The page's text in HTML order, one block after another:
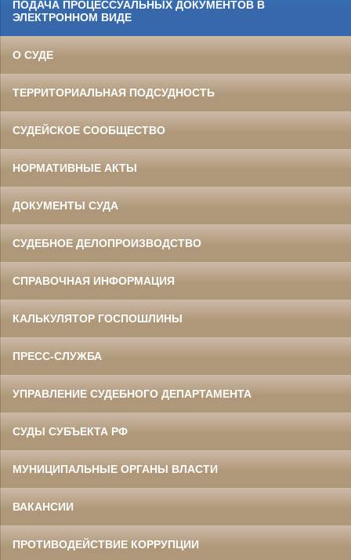
ПОДАЧА ПРОЦЕССУАЛЬНЫХ ДОКУМЕНТОВ В
ЭЛЕКТРОННОМ ВИДЕ
О СУДЕ
ТЕРРИТОРИАЛЬНАЯ ПОДСУДНОСТЬ
СУДЕЙСКОЕ СООБЩЕСТВО
НОРМАТИВНЫЕ АКТЫ
ДОКУМЕНТЫ СУДА
СУДЕБНОЕ ДЕЛОПРОИЗВОДСТВО
СПРАВОЧНАЯ ИНФОРМАЦИЯ
КАЛЬКУЛЯТОР ГОСПОШЛИНЫ
ПРЕСС-СЛУЖБА
УПРАВЛЕНИЕ СУДЕБНОГО ДЕПАРТАМЕНТА
СУДЫ СУБЪЕКТА РФ
МУНИЦИПАЛЬНЫЕ ОРГАНЫ ВЛАСТИ
ВАКАНСИИ
ПРОТИВОДЕЙСТВИЕ КОРРУПЦИИ